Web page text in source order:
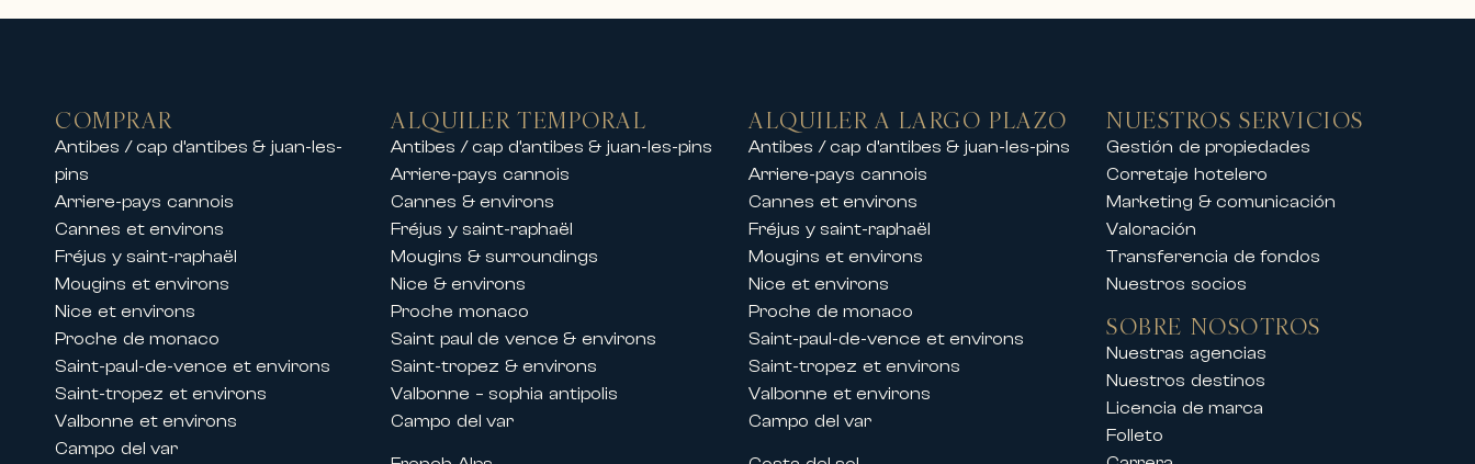
• Apartamentos de alta gama en el centro de la ciudad o frente al mar
• Residencias excepcionales cerca de playas, puertos y campos de golf
Nuestros equipos también ofrecen alquileres de chalets de lujo en las mejores estaciones de esquí,
permitiéndole disfrutar de una estancia exclusiva en la montaña en un entorno excepcional.
Ya sea para vacaciones en familia, una estancia con amigos o un evento privado, nuestras propiedades ofrecen
confort, elegancia y servicios premium.
Alquileres durante congresos y festivales en Cannes
Gracias a su presencia histórica en la Costa Azul, Carlton International también acompaña a sus clientes durante
los grandes eventos internacionales organizados en Cannes.
Ofrecemos alquileres de apartamentos y villas de prestigio durante los principales congresos y festivales,
como:
COMPRAR
Antibes / cap d’antibes & juan-les-
pins
Arriere-pays cannois
Cannes et environs
Fréjus y saint-raphaël
Mougins et environs
Nice et environs
Proche de monaco
Saint-paul-de-vence et environs
Saint-tropez et environs
Valbonne et environs
Campo del var
ALQUILER TEMPORAL
Antibes / cap d’antibes & juan-les-pins
Arriere-pays cannois
Cannes & environs
Fréjus y saint-raphaël
Mougins & surroundings
Nice & environs
Proche monaco
Saint paul de vence & environs
Saint-tropez & environs
Valbonne – sophia antipolis
Campo del var
ALQUILER A LARGO PLAZO
Antibes / cap d’antibes & juan-les-pins
Arriere-pays cannois
Cannes et environs
Fréjus y saint-raphaël
Mougins et environs
Nice et environs
Proche de monaco
Saint-paul-de-vence et environs
Saint-tropez et environs
Valbonne et environs
Campo del var
NUESTROS SERVICIOS
Gestión de propiedades
Corretaje hotelero
Marketing & comunicación
Valoración
Transferencia de fondos
Nuestros socios
SOBRE NOSOTROS
Nuestras agencias
Nuestros destinos
Licencia de marca
Folleto